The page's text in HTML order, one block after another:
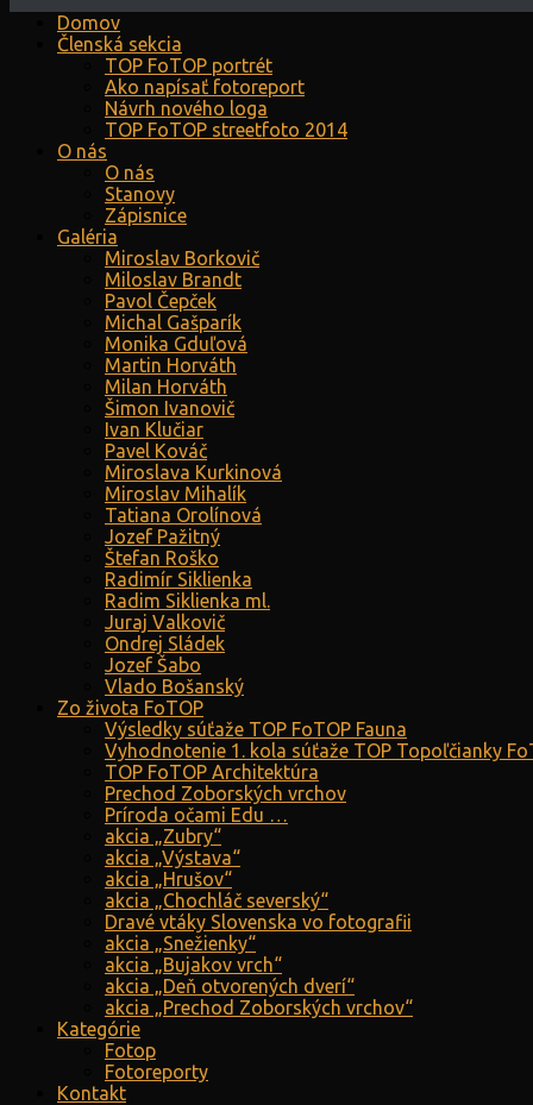
Domov
Členská sekcia
TOP FoTOP portrét
Ako napísať fotoreport
Návrh nového loga
TOP FoTOP streetfoto 2014
O nás
O nás
Stanovy
Zápisnice
Galéria
Miroslav Borkovič
Miloslav Brandt
Pavol Čepček
Michal Gašparík
Monika Gduľová
Martin Horváth
Milan Horváth
Šimon Ivanovič
Ivan Klučiar
Pavel Kováč
Miroslava Kurkinová
Miroslav Mihalík
Tatiana Orolínová
Jozef Pažitný
Štefan Roško
Radimír Siklienka
Radim Siklienka ml.
Juraj Valkovič
Ondrej Sládek
Jozef Šabo
Vlado Bošanský
Zo života FoTOP
Výsledky súťaže TOP FoTOP Fauna
Vyhodnotenie 1. kola súťaže TOP Topoľčianky
TOP FoTOP Architektúra
Prechod Zoborských vrchov
Príroda očami Edu …
akcia „Zubry“
akcia „Výstava“
akcia „Hrušov“
akcia „Chochláč severský“
Dravé vtáky Slovenska vo fotografii
akcia „Snežienky“
akcia „Bujakov vrch“
akcia „Deň otvorených dverí“
akcia „Prechod Zoborských vrchov“
Kategórie
Fotop
Fotoreporty
Kontakt